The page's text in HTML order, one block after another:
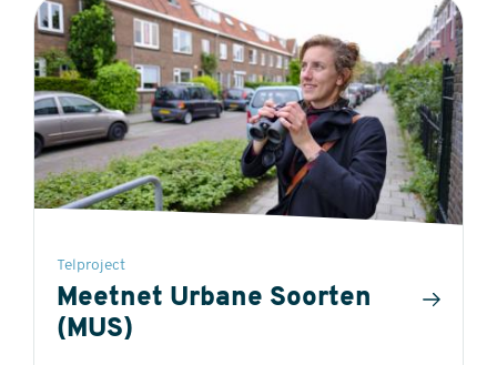
5
stars
of
5
stars
Telproject
Meetnet Urbane Soorten
(MUS)